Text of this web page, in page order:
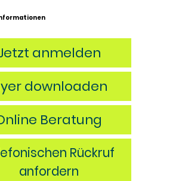
Rückruf
anfordern
Beratung
anmelden
downloaden